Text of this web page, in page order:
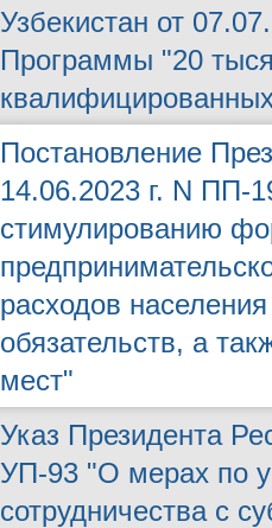
Узбекистан от
Программы "20
Постановление
14.06.2023 г. N ПП-
стимулированию
расходов
обязательств, а
мест"
Указ Президента
УП-93 "О мерах по
сотрудничества с